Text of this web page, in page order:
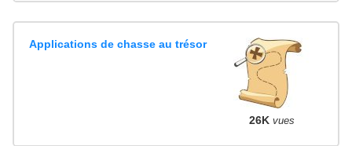
Applications de chasse au trésor
26K vues